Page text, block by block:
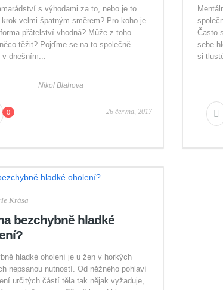
s výhodami za to, nebo je to
krok velmi špatným směrem? Pro koho je
přátelství vhodná? Může z toho
těžit? Pojďme se na to společně
v dnešním...
0
Nikol Blahova
26 června, 2017
Často
sebe
si
Krása
bezchybně hladké
hladké oholení je u žen v horkých
nepsanou nutností. Od něžného pohlaví
určitých částí těla tak nějak vyžaduje,